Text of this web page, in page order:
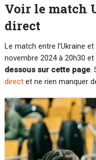
Voir le match
direct
Le match entre l’Ukraine
novembre 2024 à 20h30 et
dessous sur cette page.
directet ne rien manquer